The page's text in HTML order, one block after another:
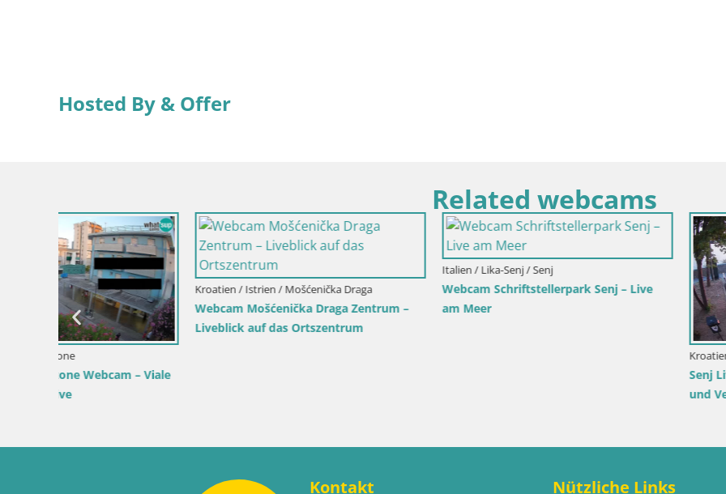
Hosted By & Offer
Related webcams
Kroatien / Lika-Senj / Senj
Senj Live Webcam – Schriftstellerpark
und Velebit-Kanal
Kroatien / Split-Dalmatien / Bol
Webcam Bol Hafen &
Liveblick aus Bol auf der Insel
Kontakt Nützliche Links